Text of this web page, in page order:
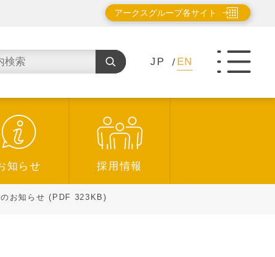
アークスグループ各サイト
JP EN
知らせ 採用情報
のお知らせ (PDF 323KB)